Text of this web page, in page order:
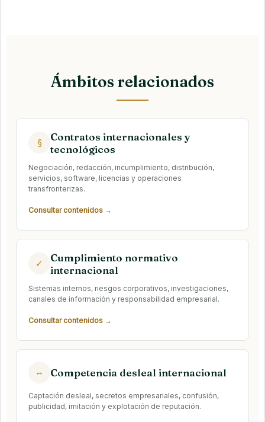
Ámbitos relacionados
§
Contratos internacionales y
tecnológicos
Negociación, redacción, incumplimiento, distribución,
servicios, software, licencias y operaciones
transfronterizas.
Consultar contenidos →
✓
Cumplimiento normativo
internacional
Sistemas internos, riesgos corporativos, investigaciones,
canales de información y responsabilidad empresarial.
Consultar contenidos →
↔ Competencia desleal internacional
Captación desleal, secretos empresariales, confusión,
publicidad, imitación y explotación de reputación.